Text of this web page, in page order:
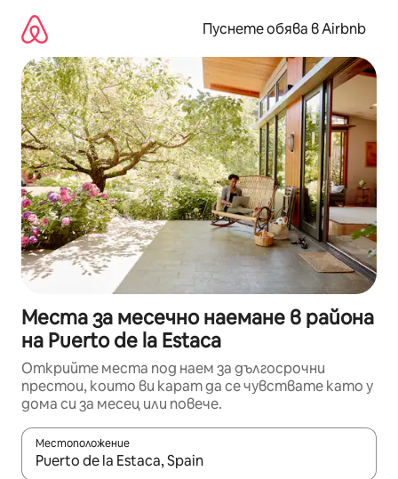
съдържанието
Пуснете обява в Airbnb
Места за месечно наемане в района
на Puerto de la Estaca
Открийте места под наем за дългосрочни
престои, които ви карат да се чувствате като у
дома си за месец или повече.
Местоположение
Когато резултатите се покажат, използвайте